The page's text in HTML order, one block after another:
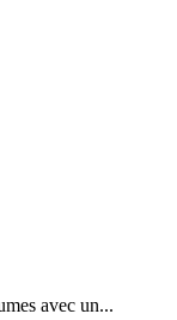
avec un...